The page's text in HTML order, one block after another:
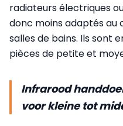
radiateurs électriques
donc moins adaptés au
salles de bains. Ils sont
pièces de petite et
Infrarood
voor kleine tot